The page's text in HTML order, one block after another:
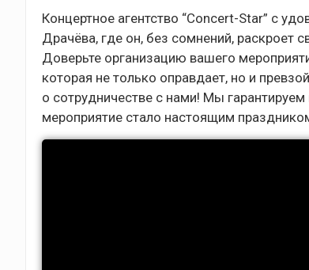
Концертное агентство “Concert-Star” с
Драчёва, где он, без сомнений, раскроет
Доверьте организацию вашего
которая не только оправдает, но и
о сотрудничестве с нами! Мы
мероприятие стало настоящим